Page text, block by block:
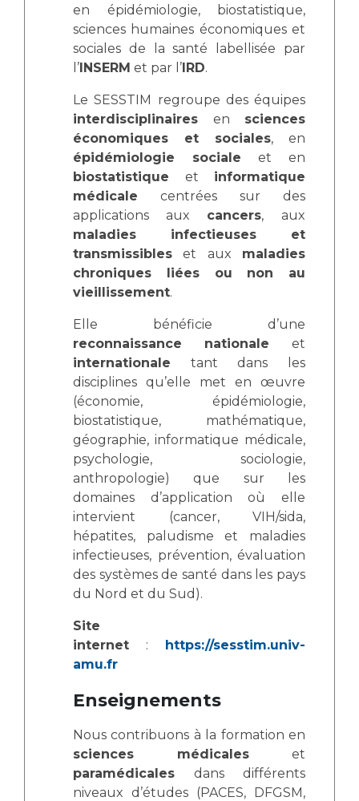
en épidémiologie, biostatistique,
sciences humaines économiques et
sociales de la santé labellisée par
l’ INSERM et par l’ IRD.
Le SESSTIM regroupe des équipes
interdisciplinaires en sciences
économiques et sociales, en
épidémiologie sociale et en
biostatistique et informatique
médicale centrées sur des
applications aux cancers, aux
maladies infectieuses et
transmissibles et aux maladies
chroniques liées ou non au
vieillissement.
Elle bénéficie d’une
reconnaissance nationale et
internationale tant dans les
disciplines qu’elle met en œuvre
(économie, épidémiologie,
biostatistique, mathématique,
géographie, informatique médicale,
psychologie, sociologie,
anthropologie) que sur les
domaines d’application où elle
intervient (cancer, VIH/sida,
hépatites, paludisme et maladies
infectieuses, prévention, évaluation
des systèmes de santé dans les pays
du Nord et du Sud).
Site
internet :
https://sesstim.univ-
amu.fr
Enseignements
Nous contribuons à la formation en
sciences médicales et
paramédicales dans différents
niveaux d’études (PACES, DFGSM,